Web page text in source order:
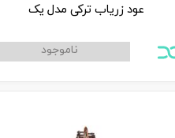
عود زریاب ترکی مدل یک